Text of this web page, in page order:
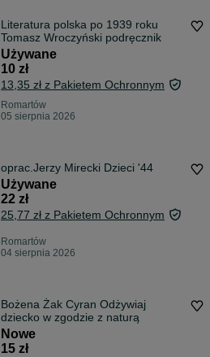
Literatura polska po 1939 roku
Tomasz Wroczyński podręcznik
Używane
10 zł
13,35 zł z Pakietem Ochronnym
Romartów
05 sierpnia 2026
oprac.Jerzy Mirecki Dzieci '44
Używane
22 zł
25,77 zł z Pakietem Ochronnym
Romartów
04 sierpnia 2026
Bożena Żak Cyran Odżywiaj
dziecko w zgodzie z naturą
Nowe
15 zł